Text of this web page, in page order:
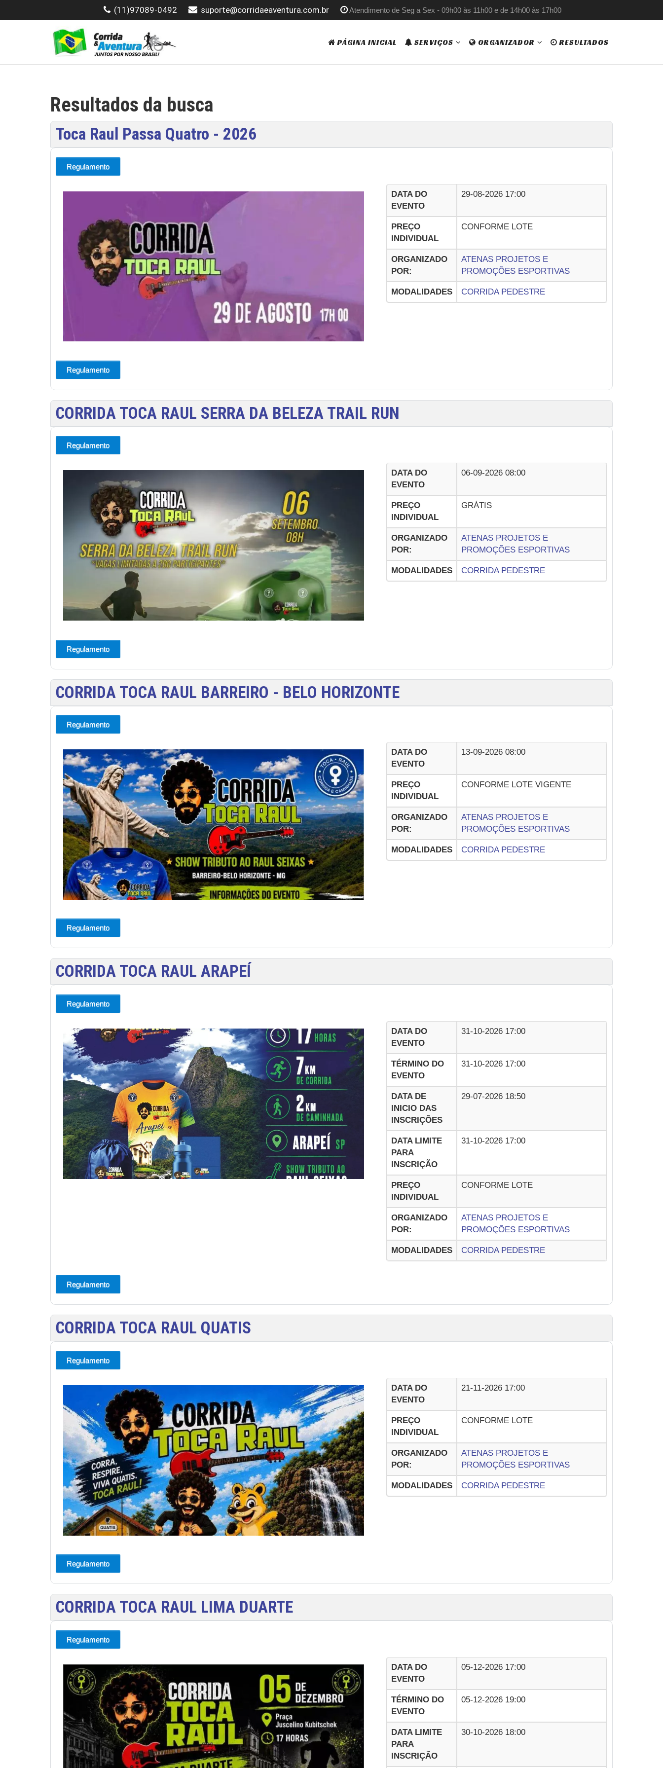
(11)97089-0492 suporte@corridaeaventura.com.br Atendimento de Seg a Sex - 09h00 às 11h00 e de 14h00 às 17h00
PÁGINA INICIAL SERVIÇOS ORGANIZADOR RESULTADOS
Resultados da busca
Toca Raul Passa Quatro - 2026
Regulamento
DATA DO
EVENTO
29-08-2026 17:00
PREÇO
INDIVIDUAL
CONFORME LOTE
ORGANIZADO
POR:
ATENAS PROJETOS E
PROMOÇÕES ESPORTIVAS
MODALIDADES CORRIDA PEDESTRE
Regulamento
CORRIDA TOCA RAUL SERRA DA BELEZA TRAIL RUN
Regulamento
DATA DO
EVENTO
06-09-2026 08:00
PREÇO
INDIVIDUAL
GRÁTIS
ORGANIZADO
POR:
ATENAS PROJETOS E
PROMOÇÕES ESPORTIVAS
MODALIDADES CORRIDA PEDESTRE
Regulamento
CORRIDA TOCA RAUL BARREIRO - BELO HORIZONTE
Regulamento
DATA DO
EVENTO
13-09-2026 08:00
PREÇO
INDIVIDUAL
CONFORME LOTE VIGENTE
ORGANIZADO
POR:
ATENAS PROJETOS E
PROMOÇÕES ESPORTIVAS
MODALIDADES CORRIDA PEDESTRE
Regulamento
CORRIDA TOCA RAUL ARAPEÍ
Regulamento
DATA DO
EVENTO
31-10-2026 17:00
TÉRMINO DO
EVENTO
31-10-2026 17:00
DATA DE
INICIO DAS
INSCRIÇÕES
29-07-2026 18:50
DATA LIMITE
PARA
INSCRIÇÃO
31-10-2026 17:00
PREÇO
INDIVIDUAL
CONFORME LOTE
ORGANIZADO
POR:
ATENAS PROJETOS E
PROMOÇÕES ESPORTIVAS
MODALIDADES CORRIDA PEDESTRE
Regulamento
CORRIDA TOCA RAUL QUATIS
Regulamento
DATA DO
EVENTO
21-11-2026 17:00
PREÇO
INDIVIDUAL
CONFORME LOTE
ORGANIZADO
POR:
ATENAS PROJETOS E
PROMOÇÕES ESPORTIVAS
MODALIDADES CORRIDA PEDESTRE
Regulamento
CORRIDA TOCA RAUL LIMA DUARTE
Regulamento
DATA DO
EVENTO
05-12-2026 17:00
TÉRMINO DO
EVENTO
05-12-2026 19:00
DATA LIMITE
PARA
INSCRIÇÃO
30-10-2026 18:00